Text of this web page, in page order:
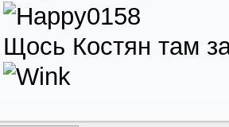
Щось Костян там